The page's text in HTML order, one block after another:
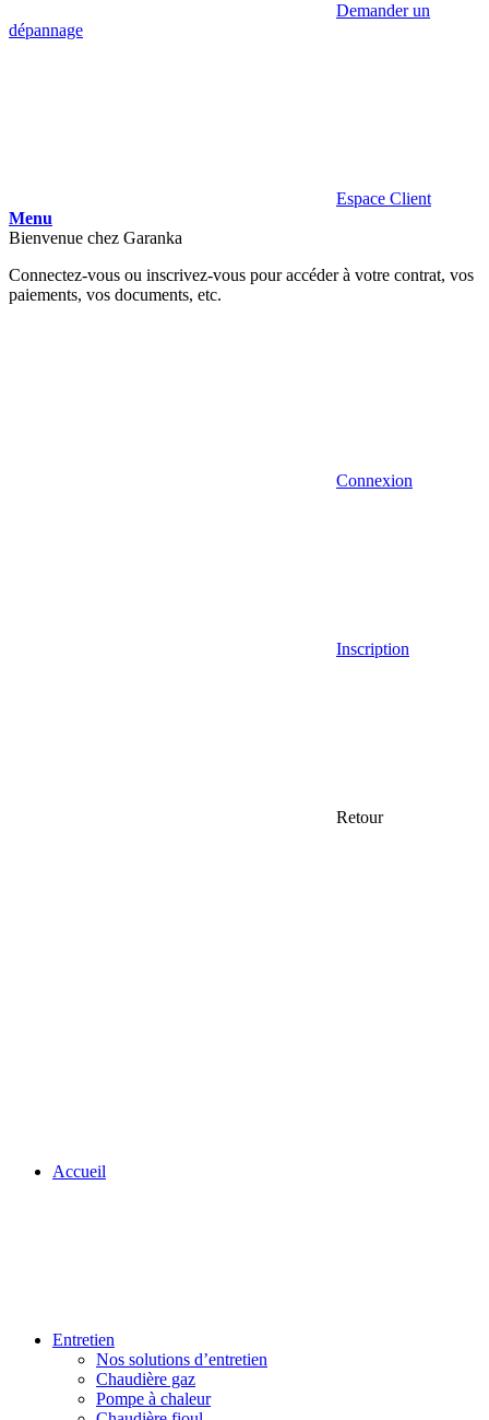
Demander un
dépannage
Espace Client
Menu
Bienvenue chez Garanka
Connectez-vous ou inscrivez-vous pour accéder à votre contrat, vos
paiements, vos documents, etc.
Connexion
Inscription
Retour
Accueil
Entretien
Nos solutions d’entretien
Chaudière gaz
Pompe à chaleur